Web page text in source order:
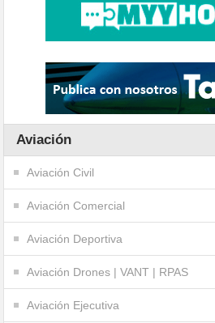
Aviación
Aviación Civil
Aviación Comercial
Aviación Deportiva
Aviación Drones | VANT | RPAS
Aviación Ejecutiva